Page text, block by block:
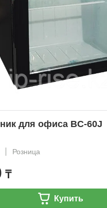
для офиса BC-60J
Розница
₸
Купить